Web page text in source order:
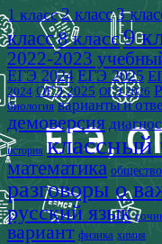
1 класс 2 класс3
класс8 класс9
2022-2023
ЕГЭ 2024 ЕГЭ 2025
2024 ОГЭ 2025 ОГЭ 2026
биология варианты и
демоверсия
история классный
математика
разговоры о
русский язык
вариант физика химия